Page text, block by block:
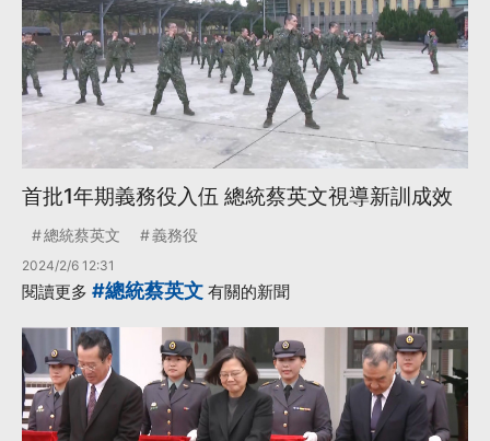
首批1年期義務役入伍 總統蔡英文視導新訓成效
總統蔡英文 義務役
2024/2/6 12:31
閱讀更多 #總統蔡英文 有關的新聞